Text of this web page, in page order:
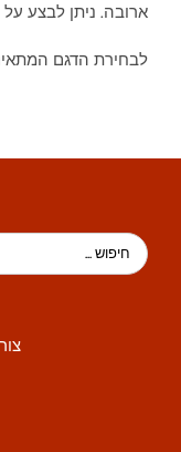
ארובה. ניתן לבצע על
לבחירת הדגם